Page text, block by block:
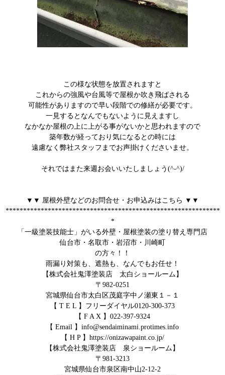
この様な状態を放置されますと
これからの強風や台風等で屋根か吹き飛ばされる
可能性がありますので早い段階での修繕が必要です。
一見するとなんでもないように見えますし
なかなか屋根の上に上がる事がないかと思われますので
築年数が経っており気になるとの時には
遠慮なく弊社スタッフまでお声掛けくださいませ。
それではまた来週お会いいたしましょう(^-^)/
▼▼ 屋根外壁などのお問合せ・お申込みはこちら ▼▼
*************************************************************
*
「一級塗装技能士」がいる外壁・屋根塗装の塗り替え専門店
仙台市・名取市・岩沼市・川崎町
の方々！！
雨漏り対策も、遮熱も、なんでもお任せ！
【株式会社鬼澤塗装店 太白ショールーム】
〒982-0251
宮城県仙台市太白区茂庭字中ノ瀬東１－１
【 T E L 】フリーダイヤル0120-300-373
【 F A X 】022-397-9324
【 Email 】info@sendaiminami.protimes.info
【 H P 】https://onizawapaint.co.jp/
【株式会社鬼澤塗装店 泉ショールーム】
〒981-3213
宮城県仙台市泉区南中山2-12-2